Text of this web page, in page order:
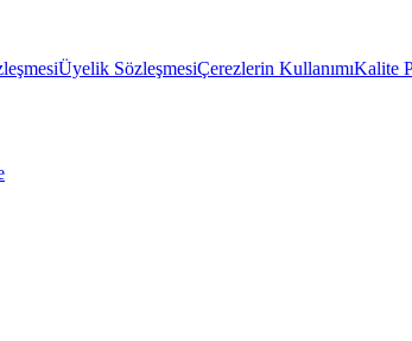
Üyelik SözleşmesiÇerezlerin KullanımıKalite